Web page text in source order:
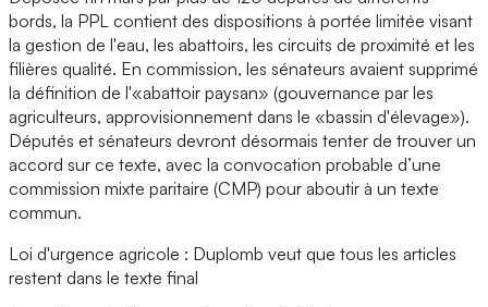
bords, la PPL contient des dispositions à portée limitée visant
la gestion de l'eau, les abattoirs, les circuits de proximité et les
filières qualité. En commission, les sénateurs avaient supprimé
la définition de l'«abattoir paysan» (gouvernance par les
agriculteurs, approvisionnement dans le «bassin d'élevage»).
Députés et sénateurs devront désormais tenter de trouver un
accord sur ce texte, avec la convocation probable d’une
commission mixte paritaire (CMP) pour aboutir à un texte
commun.
Loi d'urgence agricole : Duplomb veut que tous les articles
restent dans le texte final